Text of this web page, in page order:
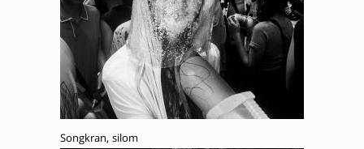
Songkran, silom